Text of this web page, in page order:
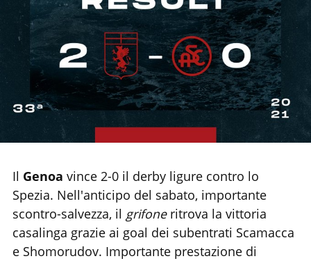
Il Genoa vince 2-0 il derby ligure contro lo
Spezia. Nell'anticipo del sabato, importante
scontro-salvezza, il grifone ritrova la vittoria
casalinga grazie ai goal dei subentrati Scamacca
e Shomorudov. Importante prestazione di